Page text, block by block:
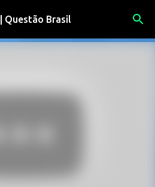
conteúdo principal
Questão Brasil